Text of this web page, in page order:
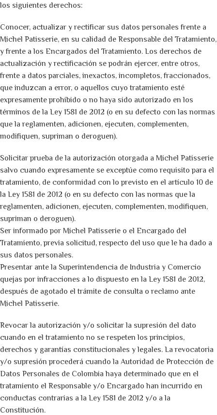
los siguientes derechos:
Conocer, actualizar y rectificar sus datos personales frente a
Michel Patisserie, en su calidad de Responsable del Tratamiento,
y frente a los Encargados del Tratamiento. Los derechos de
actualización y rectificación se podrán ejercer, entre otros,
frente a datos parciales, inexactos, incompletos, fraccionados,
que induzcan a error, o aquellos cuyo tratamiento esté
expresamente prohibido o no haya sido autorizado en los
términos de la Ley 1581 de 2012 (o en su defecto con las normas
que la reglamenten, adicionen, ejecuten, complementen,
modifiquen, supriman o deroguen).
Solicitar prueba de la autorización otorgada a Michel Patisserie
salvo cuando expresamente se exceptúe como requisito para el
tratamiento, de conformidad con lo previsto en el artículo 10 de
la Ley 1581 de 2012 (o en su defecto con las normas que la
reglamenten, adicionen, ejecuten, complementen, modifiquen,
supriman o deroguen).
Ser informado por Michel Patisserie o el Encargado del
Tratamiento, previa solicitud, respecto del uso que le ha dado a
sus datos personales.
Presentar ante la Superintendencia de Industria y Comercio
quejas por infracciones a lo dispuesto en la Ley 1581 de 2012,
después de agotado el trámite de consulta o reclamo ante
Michel Patisserie.
Revocar la autorización y/o solicitar la supresión del dato
cuando en el tratamiento no se respeten los principios,
derechos y garantías constitucionales y legales. La revocatoria
y/o supresión procederá cuando la Autoridad de Protección de
Datos Personales de Colombia haya determinado que en el
tratamiento el Responsable y/o Encargado han incurrido en
conductas contrarias a la Ley 1581 de 2012 y/o a la
Constitución.